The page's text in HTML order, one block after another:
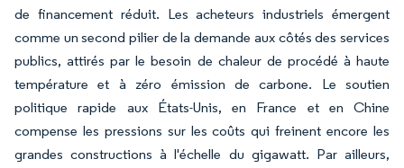
de financement réduit. Les acheteurs industriels émergent
comme un second pilier de la demande aux côtés des services
publics, attirés par le besoin de chaleur de procédé à haute
température et à zéro émission de carbone. Le soutien
politique rapide aux États-Unis, en France et en Chine
compense les pressions sur les coûts qui freinent encore les
grandes constructions à l'échelle du gigawatt. Par ailleurs,